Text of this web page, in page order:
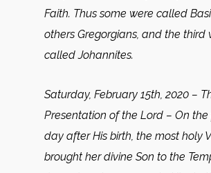
Faith. Thus some were called
others Gregorgians, and the third
called Johannites.
Saturday, February 15th, 2020 –
Presentation of the Lord – On the
day after His birth, the most holy
brought her divine Son to the